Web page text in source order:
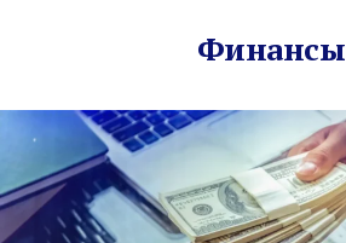
Финансы